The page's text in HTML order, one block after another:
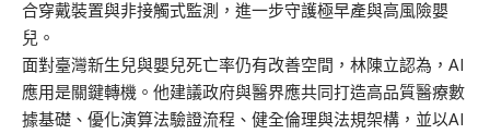
合穿戴裝置與非接觸式監測，進一步守護極早產與高風險嬰
兒。
面對臺灣新生兒與嬰兒死亡率仍有改善空間，林陳立認為，AI
應用是關鍵轉機。他建議政府與醫界應共同打造高品質醫療數
據基礎、優化演算法驗證流程、健全倫理與法規架構，並以AI